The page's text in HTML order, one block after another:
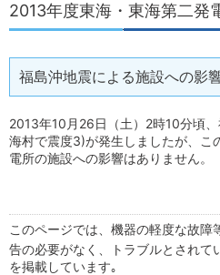
2013年度東海・東海第二発
福島沖地震による施設への影
2013年10月26日（土）2時10分頃
海村で震度3)が発生しましたが、こ
電所の施設への影響はありません。
このページでは、機器の軽度な故障
告の必要がなく、トラブルとされて
を掲載しています｡